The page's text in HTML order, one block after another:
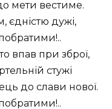
мети вестиме.
єдністю дужі,
впав при зброї,
стужі
до слави нової.